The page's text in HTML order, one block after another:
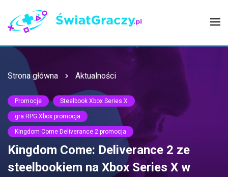
Strona główna Aktualności
Promocje Steelbook Xbox Series X
gra RPG Xbox promocja
Kingdom Come Deliverance 2 promocja
Kingdom Come: Deliverance 2 ze
steelbookiem na Xbox Series X w